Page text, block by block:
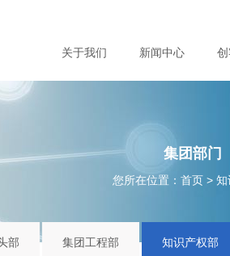
关于我们 新闻中心
集团部门
您所在位置： 首页> 知
部 集团工程部 知识产权部